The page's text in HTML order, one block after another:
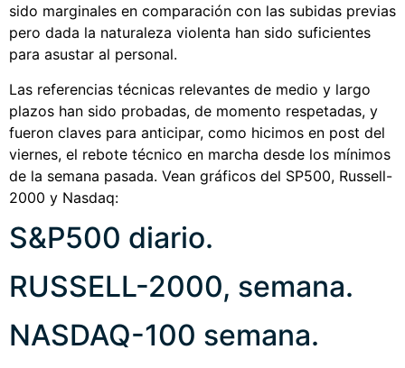
sido marginales en comparación con las subidas previas
pero dada la naturaleza violenta han sido suficientes
para asustar al personal.
Las referencias técnicas relevantes de medio y largo
plazos han sido probadas, de momento respetadas, y
fueron claves para anticipar, como hicimos en post del
viernes, el rebote técnico en marcha desde los mínimos
de la semana pasada. Vean gráficos del SP500, Russell-
2000 y Nasdaq:
S&P500 diario.
RUSSELL-2000, semana.
NASDAQ-100 semana.